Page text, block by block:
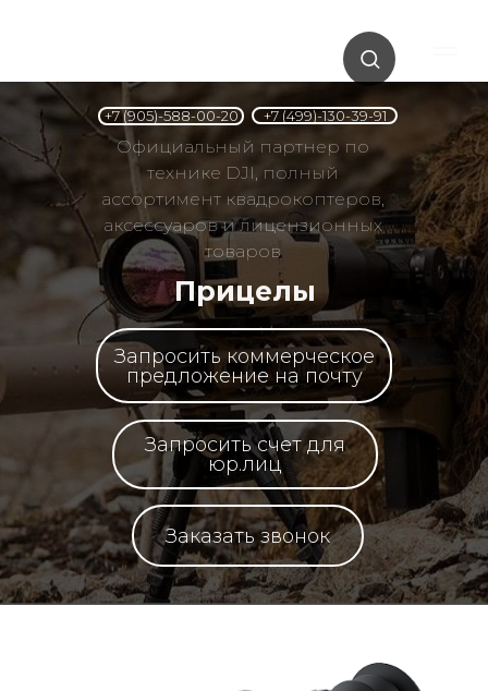
Прицелы
Официальный партнер по
технике DJI, полный
ассортимент квадрокоптеров,
аксессуаров и лицензионных
товаров
Заказать звонок
Запросить коммерческое
предложение на почту
Запросить счет для
юр.лиц
+7 (499)-130-39-91
+7 (905)-588-00-20